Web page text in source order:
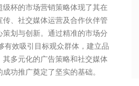
杯的市场营销策略体现了其在
、社交媒体运营及合作伙伴管
划与创新。通过精准的市场分
有效吸引目标观众群体，建立品
其多元化的广告策略和社交媒体
功推广奠定了坚实的基础。